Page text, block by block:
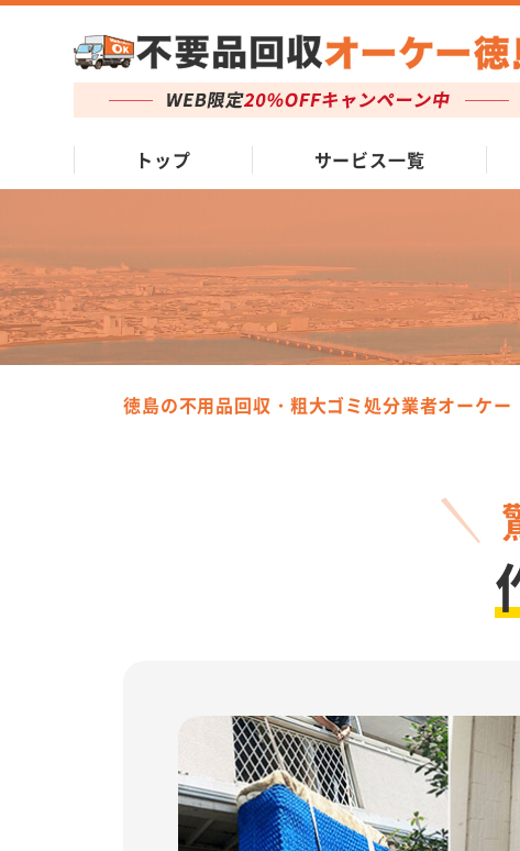
トップ サービス一覧
徳島の不用品回収・粗大ゴミ処分業者オーケー